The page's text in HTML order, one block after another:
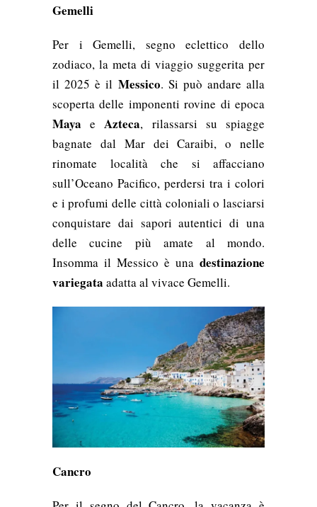
Gemelli
Per i Gemelli, segno eclettico dello
zodiaco, la meta di viaggio suggerita per
il 2025 è il Messico. Si può andare alla
scoperta delle imponenti rovine di epoca
Maya eAzteca, rilassarsi su spiagge
bagnate dal Mar dei Caraibi, o nelle
rinomate località che si affacciano
sull’Oceano Pacifico, perdersi tra i colori
e i profumi delle città coloniali o lasciarsi
conquistare dai sapori autentici di una
delle cucine più amate al mondo.
Insomma il Messico è una destinazione
variegata adatta al vivace Gemelli.
Cancro